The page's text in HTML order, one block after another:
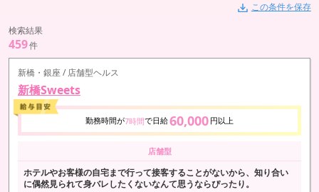
この条件を保存
検索結果
459件
新橋・銀座 / 店舗型ヘルス
新橋Sweets
勤務時間が7時間で日給60,000 円以上
店舗型
ホテルやお客様の自宅まで行って接客することがないから、知り合い
に偶然見られて身バレしたくないなんて思うならぴったり。